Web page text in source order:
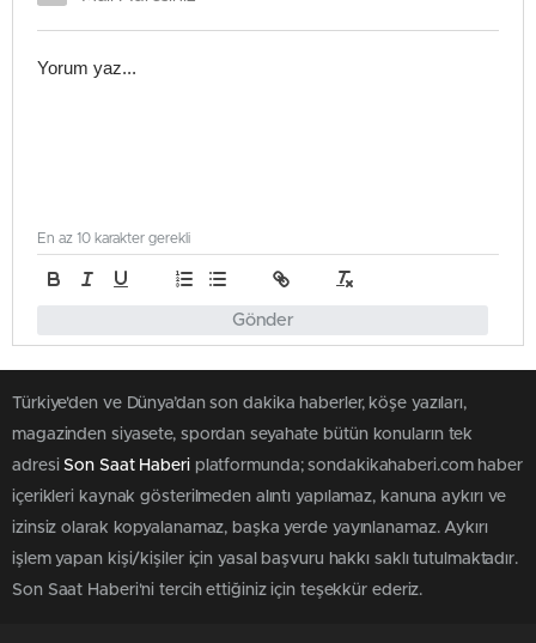
Gönder
En az 10 karakter gerekli
Türkiye'den ve Dünya’dan son dakika haberler, köşe yazıları,
magazinden siyasete, spordan seyahate bütün konuların tek
adresiSon Saat Haberiplatformunda; sondakikahaberi.com haber
içerikleri kaynak gösterilmeden alıntı yapılamaz, kanuna aykırı ve
izinsiz olarak kopyalanamaz, başka yerde yayınlanamaz. Aykırı
işlem yapan kişi/kişiler için yasal başvuru hakkı saklı tutulmaktadır.
Son Saat Haberi'ni tercih ettiğiniz için teşekkür ederiz.